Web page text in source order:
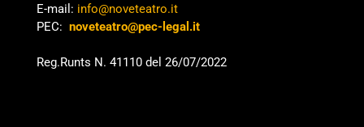
E-mail: info@noveteatro.it
PEC: noveteatro@pec-legal.it
Reg.Runts N. 41110 del 26/07/2022